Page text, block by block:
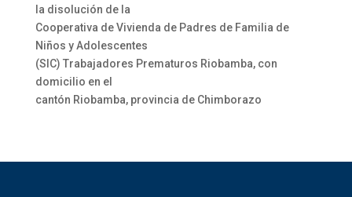
la disolución de la
Cooperativa de Vivienda de Padres de Familia de
Niños y Adolescentes
(SIC) Trabajadores Prematuros Riobamba, con
domicilio en el
cantón Riobamba, provincia de Chimborazo